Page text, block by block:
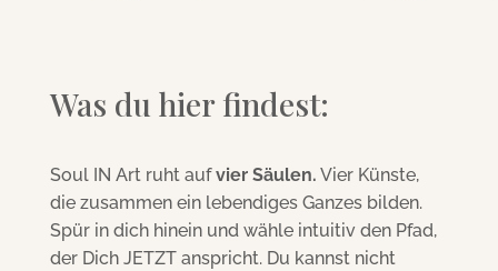
Was du hier findest:
Soul IN Art ruht aufvier Säulen. Vier Künste,
die zusammen ein lebendiges Ganzes bilden.
Spür in dich hinein und wähle intuitiv den Pfad,
der Dich JETZT anspricht. Du kannst nicht